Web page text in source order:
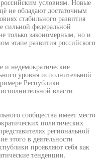
условиям. Новые
не обладают достаточным
стабильного развития
сильной федеральной
только закономерным, но и
этапе развития российского
и недемократические
уровня исполнительной
Республики
власти
сообщества имеет место
политических
региональной
этого в деятельности
проявляют себя как
тенденции.